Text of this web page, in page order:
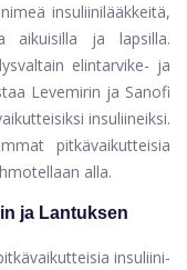
insuliinilääkkeitä,
aikuisilla ja lapsilla.
elintarvike- ja
Levemirin ja Sanofi
insuliineiksi.
pitkävaikutteisia
alla.
ja Lantuksen
insuliini-